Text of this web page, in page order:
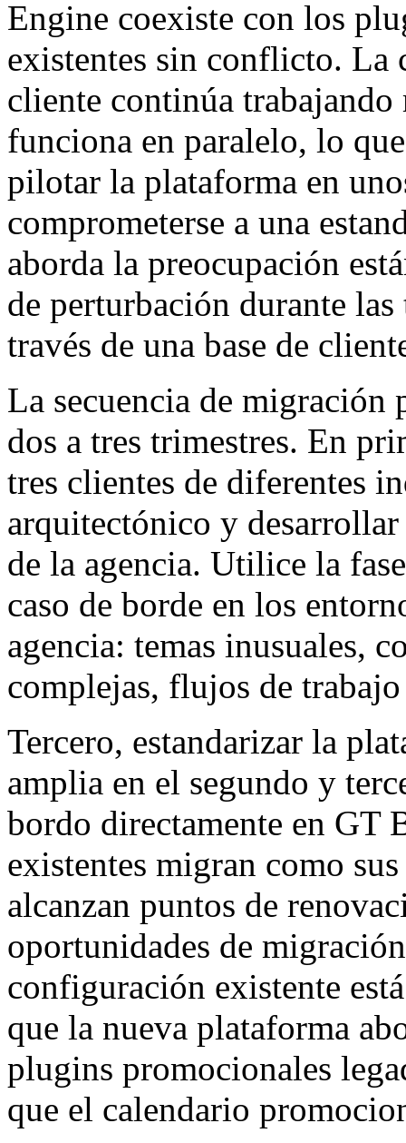
Engine coexiste con los
existentes sin conflicto. La
cliente continúa
funciona en paralelo, lo
pilotar la plataforma en
comprometerse a una
aborda la preocupación
de perturbación durante
través de una base de
La secuencia de migración
dos a tres trimestres. En
tres clientes de diferentes
arquitectónico y
de la agencia. Utilice la
caso de borde en los
agencia: temas inusuales,
complejas, flujos de
Tercero, estandarizar la
amplia en el segundo y
bordo directamente en GT
existentes migran como
alcanzan puntos de
oportunidades de
configuración existente
que la nueva plataforma
plugins promocionales
que el calendario